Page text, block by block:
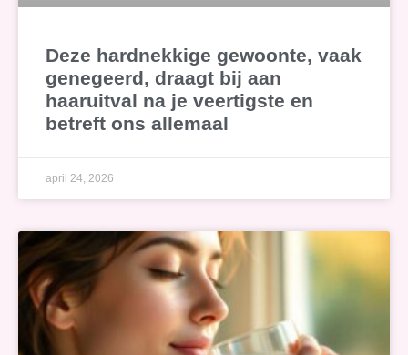
Deze hardnekkige gewoonte, vaak
genegeerd, draagt bij aan
haaruitval na je veertigste en
betreft ons allemaal
april 24, 2026